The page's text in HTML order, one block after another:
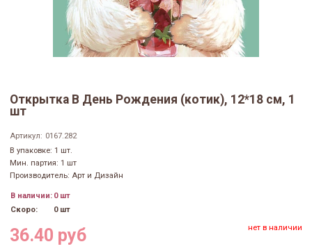
Открытка В День Рождения (котик), 12*18 см, 1
шт
Артикул: 0167.282
В упаковке: 1 шт.
Мин. партия: 1 шт
Производитель: Арт и Дизайн
В наличии: 0 шт
Скоро:
0 шт
36.40 руб нет в наличии